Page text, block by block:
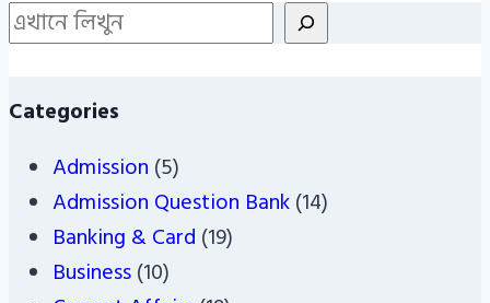
Search
Categories
Admission (5)
Admission Question Bank(14)
Banking & Card (19)
Business(10)